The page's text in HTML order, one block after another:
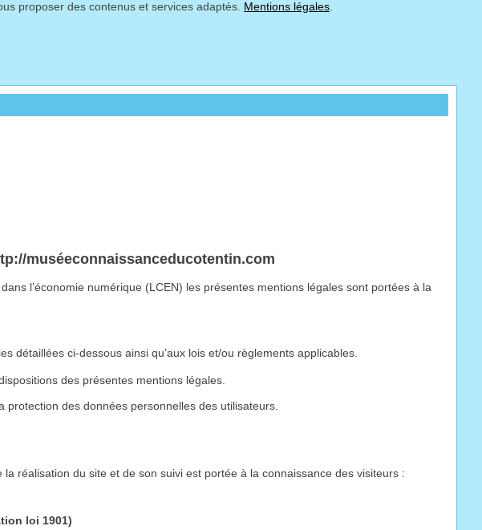
proposer des contenus et services adaptés. Mentions légales
muséeconnaissanceducotentin.com
l’économie numérique (LCEN) les présentes mentions légales sont portées à la
détaillées ci-dessous ainsi qu’aux lois et/ou règlements applicables.
des présentes mentions légales.
des données personnelles des utilisateurs.
réalisation du site et de son suivi est portée à la connaissance des visiteurs :
loi 1901)